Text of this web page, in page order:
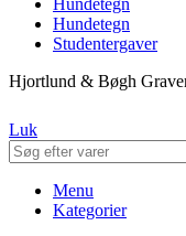
Hundetegn
Studentergaver
Hjortlund & Bøgh
Luk
Menu
Kategorier